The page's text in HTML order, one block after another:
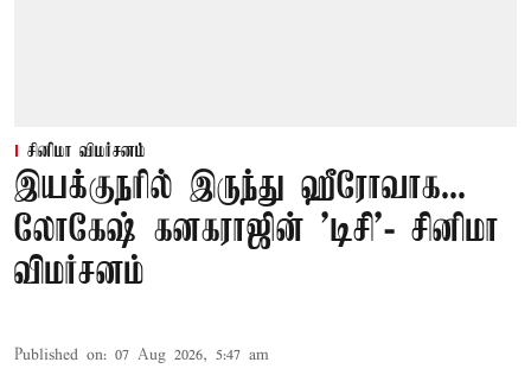
சினிமா விமர்சனம்
இயக்குநரில் இருந்து ஹீரோவாக...
லோகேஷ் கனகராஜின் 'டிசி'- சினிமா
விமர்சனம்
Published on: 07 Aug 2026, 5:47 am